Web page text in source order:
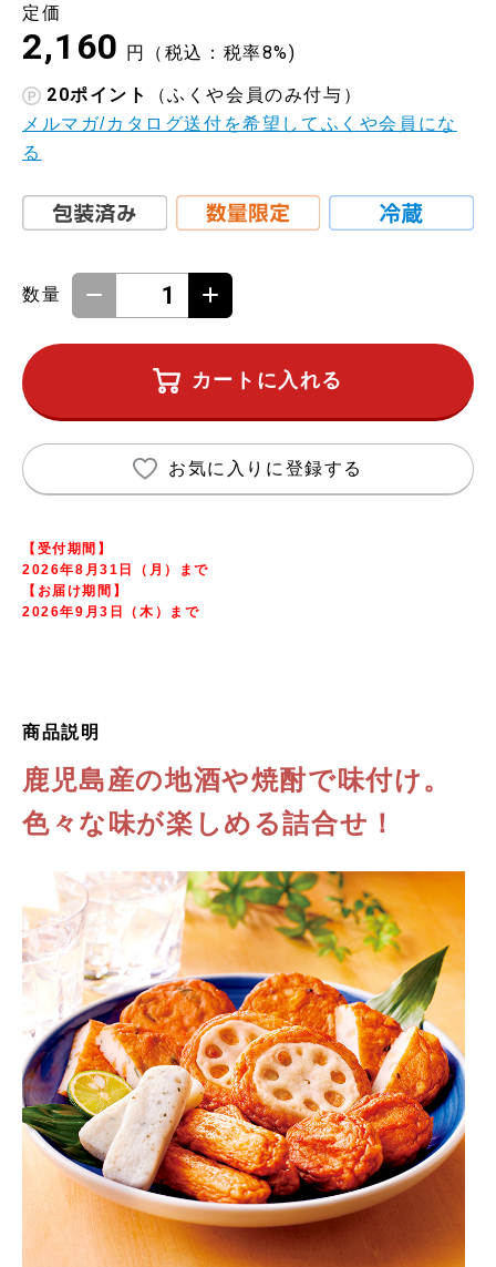
定価
2,160 円（税込：税率8%)
20ポイント （ふくや会員のみ付与）
メルマガ/カタログ送付を希望してふくや会員にな
る
数量
カートに入れる
お気に入りに登録する
【受付期間】
2026年8月31日（月）まで
【お届け期間】
2026年9月3日（木）まで
商品説明
鹿児島産の地酒や焼酎で味付け。
色々な味が楽しめる詰合せ！